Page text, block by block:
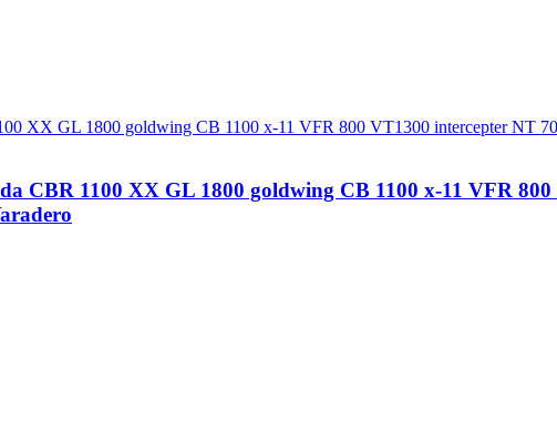
CBR 1100 XX GL 1800 goldwing CB 1100 x-11 VFR